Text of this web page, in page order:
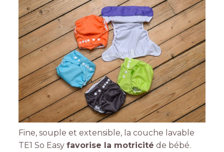
Fine, souple et extensible, la couche lavable
TE1 So Easyfavorise la motricité de bébé.